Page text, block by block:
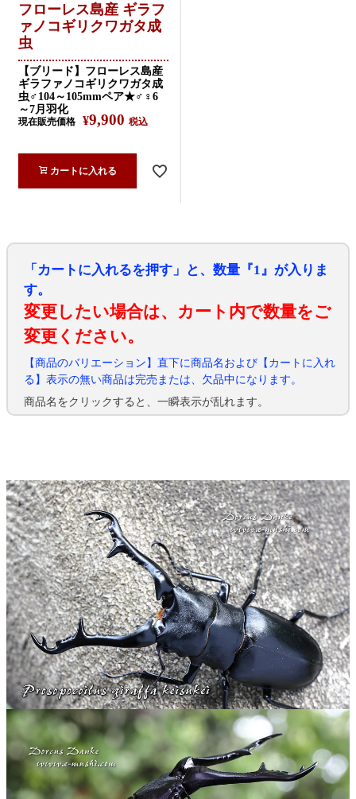
フローレス島産 ギラフ
ァノコギリクワガタ成
虫
【ブリード】フローレス島産
ギラファノコギリクワガタ成
虫♂104～105mmペア★♂♀6
～7月羽化
現在販売価格 ¥9,900 税込
カートに入れる
「カートに入れるを押す」と、数量『1』が入りま
す。
変更したい場合は、カート内で数量をご
変更ください。
【商品のバリエーション】直下に商品名および【カートに入れ
る】表示の無い商品は完売または、欠品中になります。
商品名をクリックすると、一瞬表示が乱れます。